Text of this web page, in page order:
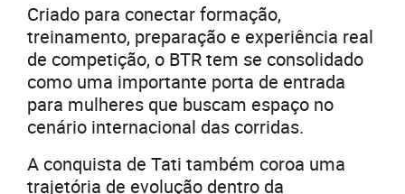
Criado para conectar formação,
treinamento, preparação e experiência real
de competição, o BTR tem se consolidado
como uma importante porta de entrada
para mulheres que buscam espaço no
cenário internacional das corridas.
A conquista de Tati também coroa uma
trajetória de evolução dentro da